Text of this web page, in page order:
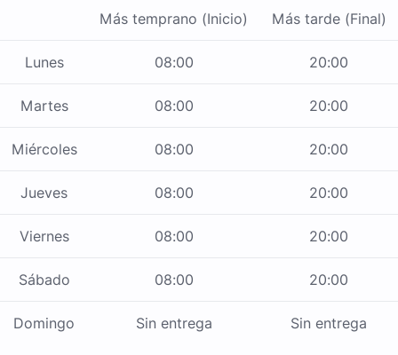
Más temprano (Inicio) Más tarde (Final)
Lunes 08:00 20:00
Martes 08:00 20:00
Miércoles 08:00 20:00
Jueves 08:00 20:00
Viernes 08:00 20:00
Sábado 08:00 20:00
Domingo Sin entrega Sin entrega